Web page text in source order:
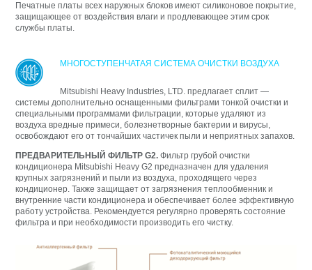
Печатные платы всех наружных блоков имеют силиконовое покрытие,
защищающее от воздействия влаги и продлевающее этим срок
службы платы.
МНОГОСТУПЕНЧАТАЯ СИСТЕМА ОЧИСТКИ ВОЗДУХА
Mitsubishi Heavy Industries, LTD. предлагает сплит —
системы дополнительно оснащенными фильтрами тонкой очистки и
специальными программами фильтрации, которые удаляют из
воздуха вредные примеси, болезнетворные бактерии и вирусы,
освобождают его от тончайших частичек пыли и неприятных запахов.
ПРЕДВАРИТЕЛЬНЫЙ ФИЛЬТР G2. Фильтр грубой очистки
кондиционера Mitsubishi Heavy G2 предназначен для удаления
крупных загрязнений и пыли из воздуха, проходящего через
кондиционер. Также защищает от загрязнения теплообменник и
внутренние части кондиционера и обеспечивает более эффективную
работу устройства. Рекомендуется регулярно проверять состояние
фильтра и при необходимости производить его чистку.